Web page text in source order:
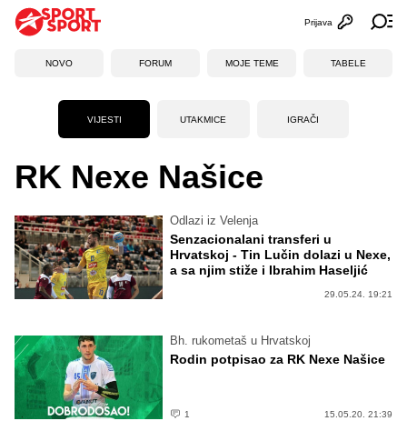
Otvori
Prijava
NOVO FORUM MOJE TEME TABELE
VIJESTI UTAKMICE IGRAČI
RK Nexe Našice
Odlazi iz Velenja
Senzacionalani transferi u
Hrvatskoj - Tin Lučin dolazi u Nexe,
a sa njim stiže i Ibrahim Haseljić
29.05.24. 19:21
Bh. rukometaš u Hrvatskoj
Rodin potpisao za RK Nexe Našice
1 15.05.20. 21:39